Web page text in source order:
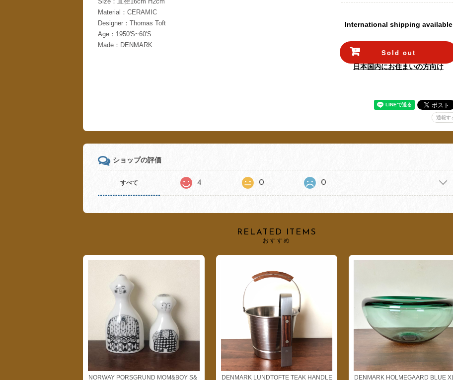
Material：CERAMIC
Designer：Thomas Toft
Age：1950'S~60'S
Made：DENMARK
International shipping available
Sold out
日本国内にお住まいの方向け
通報す
ショップの評価
すべて 4 0 0
RELATED ITEMS
おすすめ
NORWAY PORSGRUND MOM&BOY S& DENMARK LUNDTOFTE TEAK HANDLE DENMARK HOLMEGAARD BLUE XL